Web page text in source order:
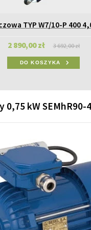
TYP W7/10-P 400
2 890,00 zł 3 692,00 zł
DO KOSZYKA
kW SEMhR90-